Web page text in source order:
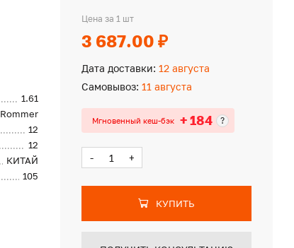
1.61
Rommer
12
12
КИТАЙ
105
Цена за 1 шт
3 687.00 ₽
Дата доставки: 12 августа
Самовывоз: 11 августа
Мгновенный кеш-бэк + 184 ?
- +
КУПИТЬ